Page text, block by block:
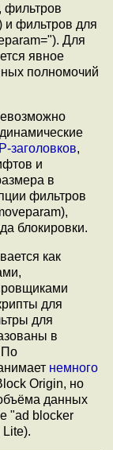
фильтров
и фильтров для
Для
явное
полномочий
заголовков,
и
в
фильтров
блокировки.
как
для
для
в
По
немного
Origin, но
данных
"ad blocker